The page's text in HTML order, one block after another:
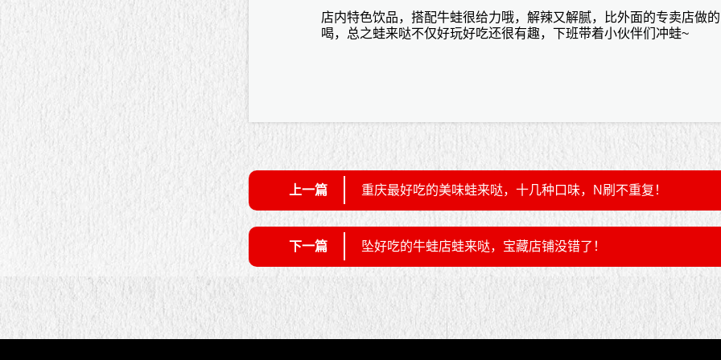
店内特色饮品，搭配牛蛙很给力哦，解辣又解腻，比外面的专卖店做
喝，总之蛙来哒不仅好玩好吃还很有趣，下班带着小伙伴们冲蛙~
上一篇 重庆最好吃的美味蛙来哒，十几种口味，N刷不重复！
下一篇 坠好吃的牛蛙店蛙来哒，宝藏店铺没错了！